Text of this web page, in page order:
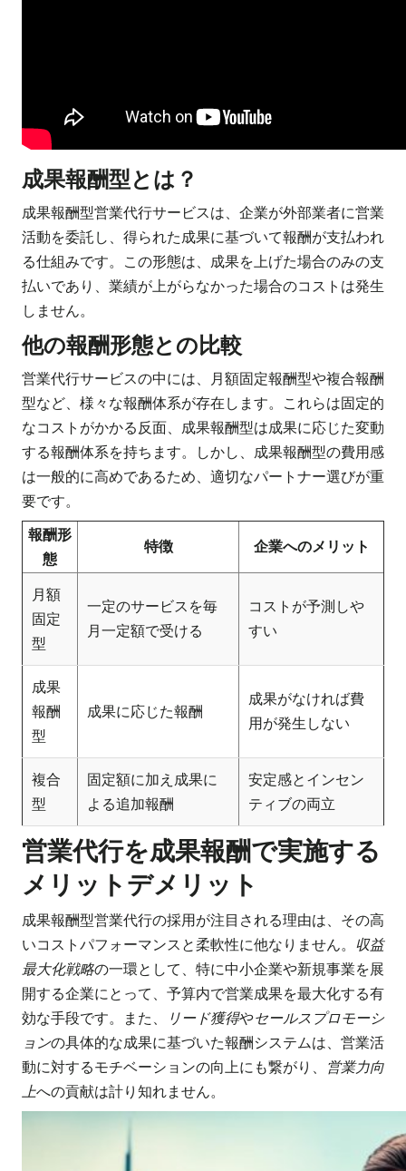
成果報酬型とは？
成果報酬型営業代行サービスは、企業が外部業者に営業
活動を委託し、得られた成果に基づいて報酬が支払われ
る仕組みです。この形態は、成果を上げた場合のみの支
払いであり、業績が上がらなかった場合のコストは発生
しません。
他の報酬形態との比較
営業代行サービスの中には、月額固定報酬型や複合報酬
型など、様々な報酬体系が存在します。これらは固定的
なコストがかかる反面、成果報酬型は成果に応じた変動
する報酬体系を持ちます。しかし、成果報酬型の費用感
は一般的に高めであるため、適切なパートナー選びが重
要です。
報酬形
態
特徴 企業へのメリット
月額
固定
型
一定のサービスを毎
月一定額で受ける
コストが予測しや
すい
成果
報酬
型
成果に応じた報酬
成果がなければ費
用が発生しない
複合
型
固定額に加え成果に
よる追加報酬
安定感とインセン
ティブの両立
営業代行を成果報酬で実施する
メリットデメリット
成果報酬型営業代行の採用が注目される理由は、その高
いコストパフォーマンスと柔軟性に他なりません。 収益
最大化戦略の一環として、特に中小企業や新規事業を展
開する企業にとって、予算内で営業成果を最大化する有
効な手段です。また、
リード獲得やセールスプロモーシ
ョンの具体的な成果に基づいた報酬システムは、営業活
動に対するモチベーションの向上にも繋がり、 営業力向
上への貢献は計り知れません。